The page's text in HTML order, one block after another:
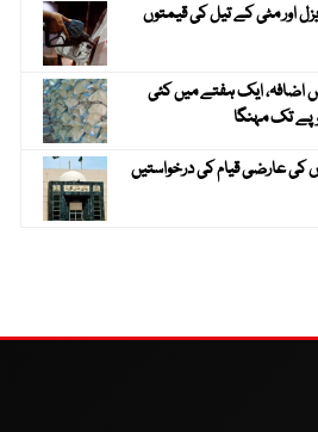
اور مٹی کے تیل کی قیمتوں
اضافہ، ایک ہفتے میں کئی
کی عارضی قیام کی درخواستیں